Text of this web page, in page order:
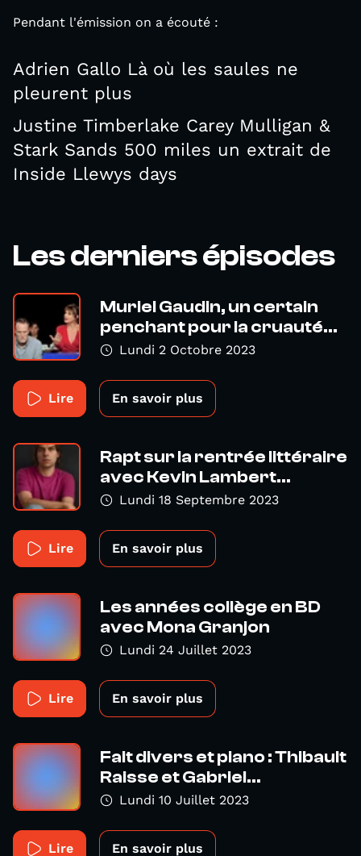
Pendant l'émission on a écouté :
Adrien Gallo Là où les saules ne
pleurent plus
Justine Timberlake Carey Mulligan &
Stark Sands 500 miles un extrait de
Inside Llewys days
Les derniers épisodes
Muriel Gaudin, un certain
penchant pour la cruauté...
Lundi 2 Octobre 2023
Lire En savoir plus
Rapt sur la rentrée littéraire
avec Kevin Lambert...
Lundi 18 Septembre 2023
Lire En savoir plus
Les années collège en BD
avec Mona Granjon
Lundi 24 Juillet 2023
Lire En savoir plus
Fait divers et piano : Thibault
Raisse et Gabriel...
Lundi 10 Juillet 2023
Lire En savoir plus